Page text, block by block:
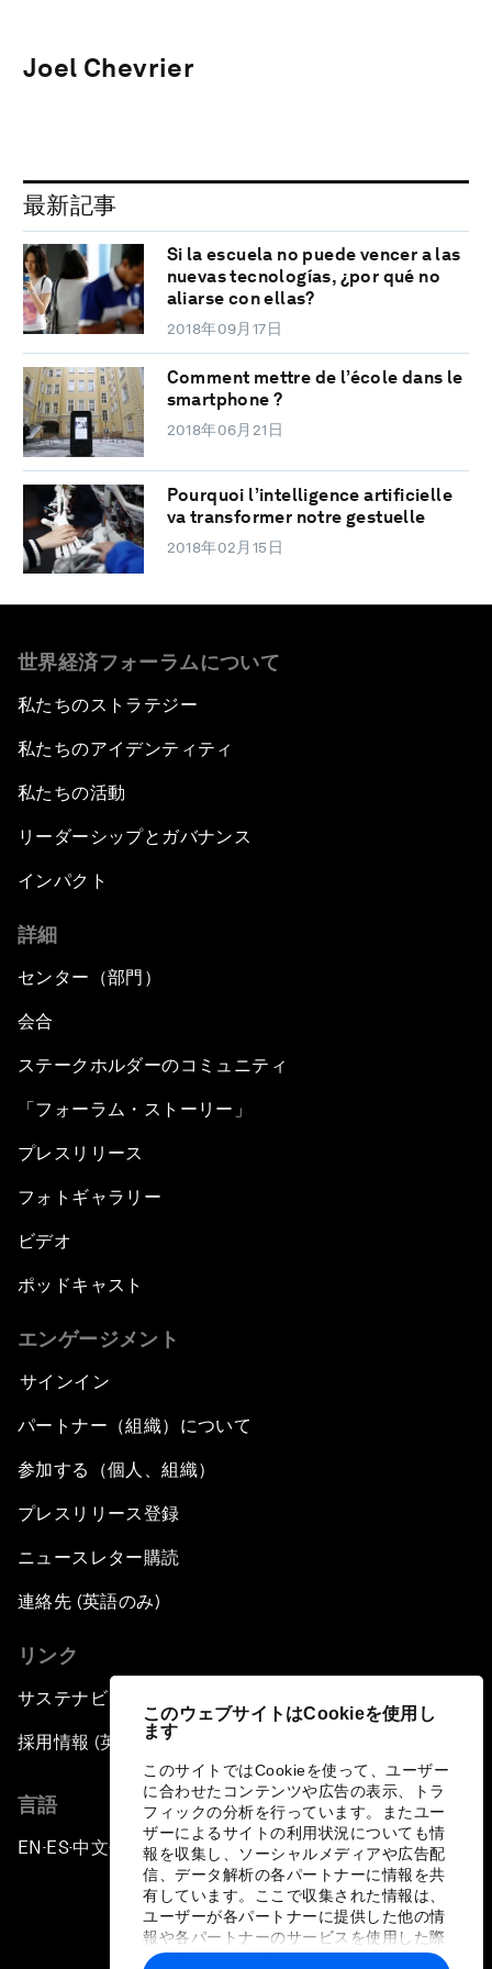
このウェブサイトはCookieを使用し
ます
このサイトではCookieを使って、ユーザー
に合わせたコンテンツや広告の表示、トラ
フィックの分析を行っています。またユー
ザーによるサイトの利用状況についても情
報を収集し、ソーシャルメディアや広告配
信、データ解析の各パートナーに情報を共
有しています。ここで収集された情報は、
ユーザーが各パートナーに提供した他の情
報や各パートナーのサービスを使用した際
に収集された情報と組み合わされ、各パー
Joel Chevrier
最新記事
Si la escuela no puede vencer a las
nuevas tecnologías, ¿por qué no
aliarse con ellas?
2018年09月17日
Comment mettre de l’école dans le
smartphone ?
2018年06月21日
Pourquoi l’intelligence artificielle
va transformer notre gestuelle
2018年02月15日
世界経済フォーラムについて
私たちのストラテジー
私たちのアイデンティティ
私たちの活動
リーダーシップとガバナンス
インパクト
詳細
センター（部門）
会合
ステークホルダーのコミュニティ
「フォーラム・ストーリー」
プレスリリース
フォトギャラリー
ビデオ
ポッドキャスト
エンゲージメント
サインイン
パートナー（組織）について
参加する（個人、組織）
プレスリリース登録
ニュースレター購読
連絡先 (英語のみ)
リンク
サステナビリティへの取り組み
採用情報 (英語のみ)
言語
EN ▪ES▪中文▪ 日本語